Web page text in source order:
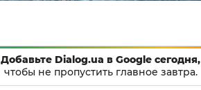
Добавьте Dialog.ua в Google сегодня,
чтобы не пропустить главное завтра.